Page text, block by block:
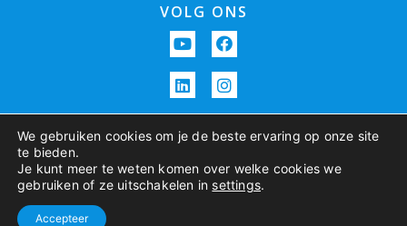
VOLG ONS
We gebruiken cookies om je de beste ervaring op onze site
te bieden.
Je kunt meer te weten komen over welke cookies we
gebruiken of ze uitschakelen in settings.
Accepteer